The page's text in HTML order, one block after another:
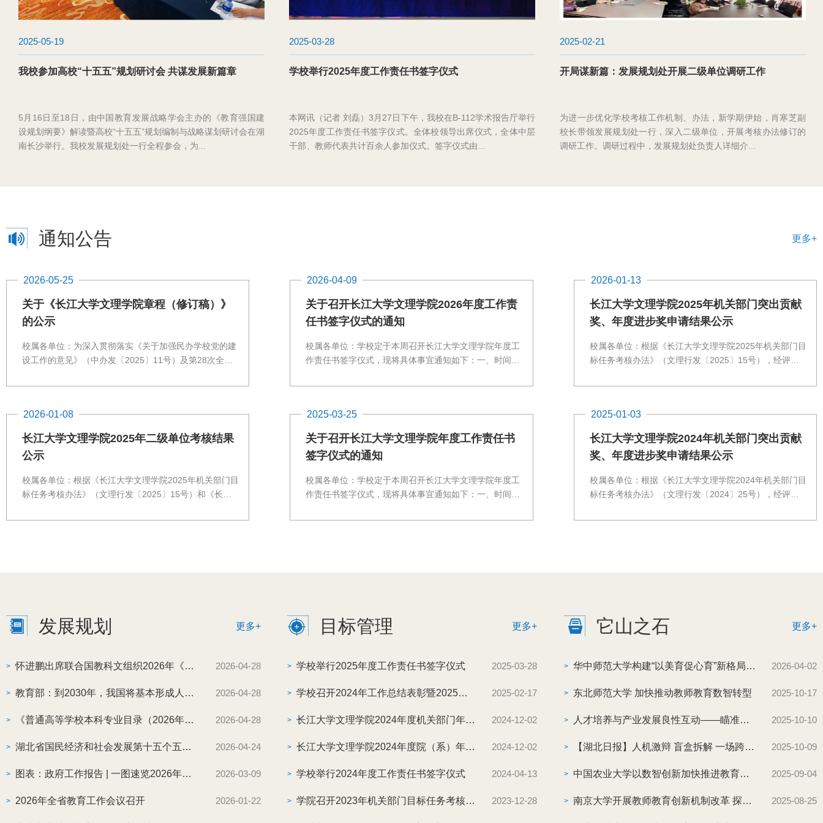
2025-03-28
学校举行2025年度工作责任书签字仪式
本网讯（记者 刘磊）3月27日下午，我校在B-112学术报告厅举行
2025年度工作责任书签字仪式。全体校领导出席仪式，全体中层
干部、教师代表共计百余人参加仪式。签字仪式由...
2025-02-21
开局谋新篇：发展规划处开展二级单位调研工作
为进一步优化学校考核工作机制、办法，新学期伊始，肖寒芝副
校长带领发展规划处一行，深入二级单位，开展考核办法修订的
调研工作。调研过程中，发展规划处负责人详细介...
2025-02-17
学校召开2024年工作总结表彰暨2025年工作部署会
本网讯 2月15日上午，在B-112学术报告厅，学校召开2024年工
作总结表彰暨2025年工作部署会。全体校领导、全校中层干部和
教师代表百余人参加会议。我校党委书记颜建洲主持...
通知公告 更多+
2026-05-25
关于《长江大学文理学院章程（修订稿）》
的公示
校属各单位：为深入贯彻落实《关于加强民办学校党的建
设工作的意见》（中办发〔2025〕11号）及第28次全国
章程》进行了修订。现将修订后的章程全文予以公示，面
2026年5月27日。如有异议，可在公示期内通过以下方式
进行反映。发展规划处电话：代老师 13872220016发展
规划处邮箱：1062816669@qq.com ...
2026-04-09
关于召开长江大学文理学院2026年度工作责
任书签字仪式的通知
校属各单位：学校定于本周召开长江大学文理学院年度工
作责任书签字仪式，现将具体事宜通知如下：一、时间：
三、参加人员：全体校领导、全体中层干部、教师代表
管理责任书（部门负责人/院长）学院办公室、教务处、科
学技术处、学生就业指导处人文与传媒学院、建筑与设计
学院、数学与医护系、管理学院2.签订平安校园建设目
标...
2026-01-13
长江大学文理学院2025年机关部门突出贡献
奖、年度进步奖申请结果公示
校属各单位：根据《长江大学文理学院2025年机关部门目
标任务考核办法》（文理行发〔2025〕15号），经评
奖、年度进步奖申请结果予以公示，公示时间为2026年1
以下方式进行反映。发展规划处电话：代老师
13872220016发展规划处邮箱：1062816669@qq.com
2026-01-08
长江大学文理学院2025年二级单位考核结果
公示
校属各单位：根据《长江大学文理学院2025年机关部门目
标任务考核办法》（文理行发〔2025〕15号）和《长江
（文理行发〔2025〕16号），经评定，现将长江大学文
2025-03-25
关于召开长江大学文理学院年度工作责任书
签字仪式的通知
校属各单位：学校定于本周召开长江大学文理学院年度工
作责任书签字仪式，现将具体事宜通知如下：一、时间：
厅三、参加人员：全体校领导、全体中层干部、教师代表
2025-01-03
长江大学文理学院2024年机关部门突出贡献
奖、年度进步奖申请结果公示
校属各单位：根据《长江大学文理学院2024年机关部门目
标任务考核办法》（文理行发〔2024〕25号），经评
奖、年度进步奖申请结果予以公示，公示时间为2025年1
发展规划 更多+
> 怀进鹏出席联合国教科文组织2026年《全球教育监测报告》发布仪式 2026-04-28
> 教育部：到2030年，我国将基本形成人工智能与教育深度融合的发展格... 2026-04-28
> 《普通高等学校本科专业目录（2026年）》发布 2026-04-28
> 湖北省国民经济和社会发展第十五个五年规划纲要 2026-04-24
> 图表：政府工作报告 | 一图速览2026年政府工作报告 2026-03-09
> 2026年全省教育工作会议召开 2026-01-22
目标管理 更多+
> 学校举行2025年度工作责任书签字仪式 2025-03-28
> 学校召开2024年工作总结表彰暨2025年工作部署会 2025-02-17
> 长江大学文理学院2024年度机关部门年终考核工作方案 2024-12-02
> 长江大学文理学院2024年度院（系）年终考核工作方案 2024-12-02
> 学校举行2024年度工作责任书签字仪式 2024-04-13
> 学院召开2023年机关部门目标任务考核汇报会 2023-12-28
它山之石 更多+
> 华中师范大学构建“以美育促心育”新格局 全面提升心理育人工作实效 2026-04-02
> 东北师范大学 加快推动教师教育数智转型 2025-10-17
> 人才培养与产业发展良性互动——瞄准需求，看3所大学这样调整专业 2025-10-10
> 【湖北日报】人机激辩 盲盒拆解 一场跨越学段的思政接力 2025-10-09
> 中国农业大学以数智创新加快推进教育数字化转型发展 2025-09-04
> 南京大学开展教师教育创新机制改革 探索高水平综合大学培养中小学教师新... 2025-08-25